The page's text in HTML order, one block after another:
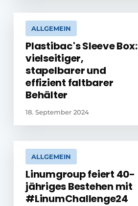
ALLGEMEIN
Plastibac's Sleeve Box:
vielseitiger,
stapelbarer und
effizient faltbarer
Behälter
18. September 2024
ALLGEMEIN
Linumgroup feiert 40-
jähriges Bestehen mit
#LinumChallenge24